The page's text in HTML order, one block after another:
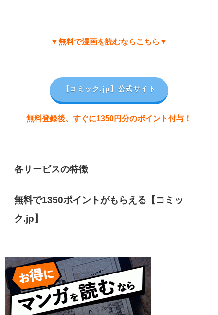
▼無料で漫画を読むならこちら▼
【コミック.jp 】公式サイト
無料登録後、すぐに1350円分のポイント付与！
各サービスの特徴
無料で1350ポイントがもらえる【コミッ
ク.jp】